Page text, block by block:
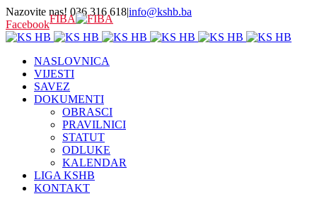
Nazovite nas! 036 316 618|info@kshb.ba
FacebookFIBA
NASLOVNICA
VIJESTI
SAVEZ
DOKUMENTI
OBRASCI
PRAVILNICI
STATUT
ODLUKE
KALENDAR
LIGA KSHB
KONTAKT